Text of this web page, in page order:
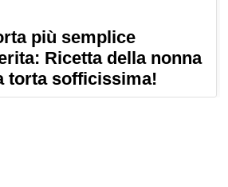
più semplice
Ricetta della nonna
torta sofficissima!